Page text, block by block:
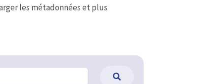
les métadonnées et plus